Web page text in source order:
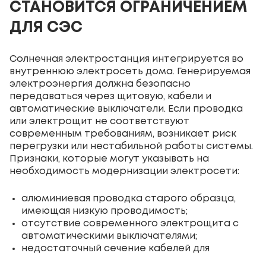
СТАНОВИТСЯ ОГРАНИЧЕНИЕМ
ДЛЯ СЭС
Солнечная электростанция интегрируется во
внутреннюю электросеть дома. Генерируемая
электроэнергия должна безопасно
передаваться через щитовую, кабели и
автоматические выключатели. Если проводка
или электрощит не соответствуют
современным требованиям, возникает риск
перегрузки или нестабильной работы системы.
Признаки, которые могут указывать на
необходимость модернизации электросети:
алюминиевая проводка старого образца,
имеющая низкую проводимость;
отсутствие современного электрощита с
автоматическими выключателями;
недостаточный сечение кабелей для